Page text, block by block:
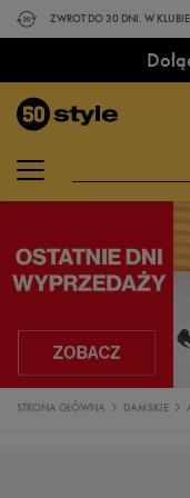
ZWROT DO 30 DNI. W
STRONA GŁÓWNA DAMSKIE